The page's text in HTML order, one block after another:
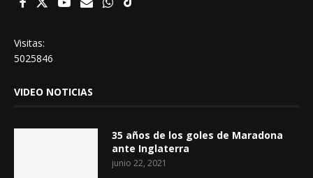
Visitas:
5025846
VIDEO NOTICIAS
35 años de los goles de Maradona
ante Inglaterra
junio 22, 2021